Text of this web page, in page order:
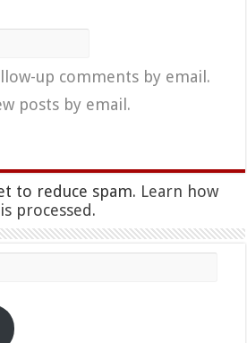
up comments by email.
posts by email.
to reduce spam. Learn how
processed.